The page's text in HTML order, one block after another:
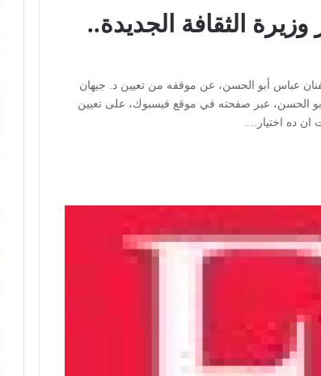
الثقافة الجديدة..
كتب-مصطفى حمزة: 05:25 م 10/02/2026 كشف الفنان عباس أبو الحسن، عن موقفه من تعيين د. جيهان
الحسن، عبر صفحته في موقع فيسبوك، على تعيين
ان ده اختيار…